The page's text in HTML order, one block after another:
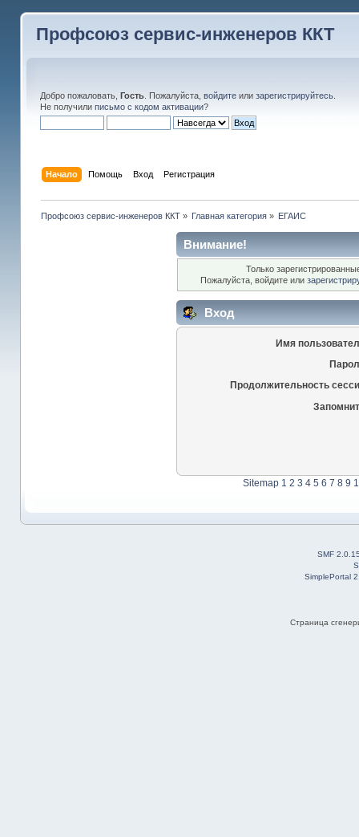
Профсоюз сервис-инженеров ККТ
Добро пожаловать, Гость. Пожалуйста, войдитеили зарегистрируйтесь.
Не получили письмо с кодом активации?
Начало Помощь Вход Регистрация
Профсоюз сервис-инженеров ККТ» Главная категория » ЕГАИС
Внимание!
Только
Пожалуйста, войдите или
Вход
Имя
Продолжительность
Sitemap 1 2 3 4 5 6 7 8 9
SMF
SimplePortal
Страница